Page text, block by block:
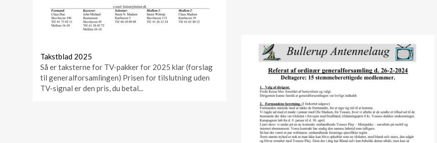
Takstblad 2025
Så er taksterne for TV-pakker for 2025 klar (forslag
til generalforsamlingen) Prisen for tilslutning uden
TV-signal er den pris, du betal...